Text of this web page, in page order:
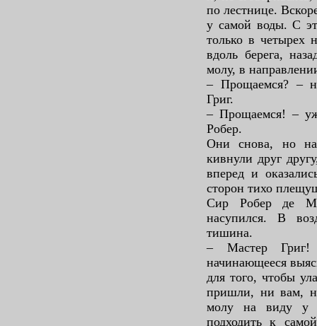
по лестнице.
у самой воды. С
только в четырех
вдоль берега,
молу, в
– Прощаемся? –
Григ.
– Прощаемся! –
Робер.
Они снова, но
кивнули друг
вперед и
сторон тихо
Сир Робер де
насупился. В
тишина.
– Мастер Григ!
начинающееся
для того, чтобы
пришли, ни вам,
молу на виду у
подходить к